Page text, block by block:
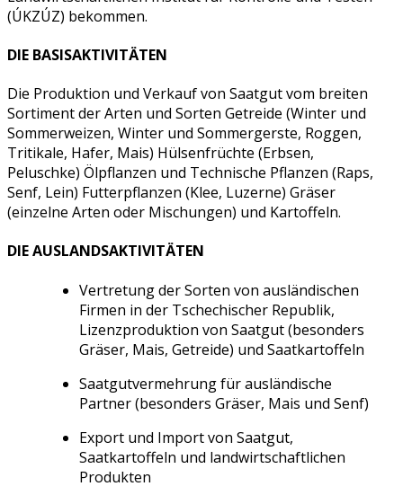
(ÚKZÚZ) bekommen.
DIE BASISAKTIVITÄTEN
Die Produktion und Verkauf von Saatgut vom breiten
Sortiment der Arten und Sorten Getreide (Winter und
Sommerweizen, Winter und Sommergerste, Roggen,
Tritikale, Hafer, Mais) Hülsenfrüchte (Erbsen,
Peluschke) Ölpflanzen und Technische Pflanzen (Raps,
Senf, Lein) Futterpflanzen (Klee, Luzerne) Gräser
(einzelne Arten oder Mischungen) und Kartoffeln.
DIE AUSLANDSAKTIVITÄTEN
Vertretung der Sorten von ausländischen
Firmen in der Tschechischer Republik,
Lizenzproduktion von Saatgut (besonders
Gräser, Mais, Getreide) und Saatkartoffeln
Saatgutvermehrung für ausländische
Partner (besonders Gräser, Mais und Senf)
Export und Import von Saatgut,
Saatkartoffeln und landwirtschaftlichen
Produkten